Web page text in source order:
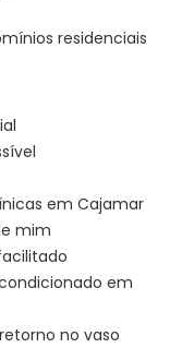
residenciais
em Cajamar
mim
em
no vaso